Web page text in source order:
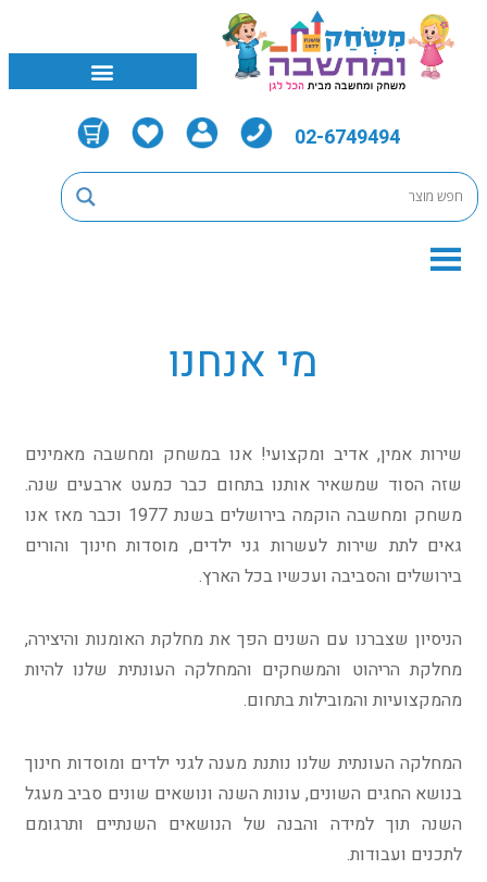
02-6749494
מי אנחנו
שירות אמין, אדיב ומקצועי! אנו במשחק ומחשבה מאמינים
שזה הסוד שמשאיר אותנו בתחום כבר כמעט ארבעים שנה.
משחק ומחשבה הוקמה בירושלים בשנת 1977 וכבר מאז אנו
גאים לתת שירות לעשרות גני ילדים, מוסדות חינוך והורים
בירושלים והסביבה ועכשיו בכל הארץ.
הניסיון שצברנו עם השנים הפך את מחלקת האומנות והיצירה,
מחלקת הריהוט והמשחקים והמחלקה העונתית שלנו להיות
מהמקצועיות והמובילות בתחום.
המחלקה העונתית שלנו נותנת מענה לגני ילדים ומוסדות חינוך
בנושא החגים השונים, עונות השנה ונושאים שונים סביב מעגל
השנה תוך למידה והבנה של הנושאים השנתיים ותרגומם
לתכנים ועבודות.